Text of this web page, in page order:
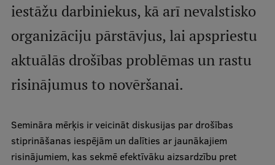
Studentu dzīve
Studiju norises vietas
Fakultātes
Mūsu cilvēki
Vēsture un tradīcijas
iestāžu darbiniekus, kā arī nevalstisko
organizāciju pārstāvjus, lai apspriestu
aktuālās drošības problēmas un rastu
risinājumus to novēršanai.
Semināra mērķis ir veicināt diskusijas par drošības
stiprināšanas iespējām un dalīties ar jaunākajiem
risinājumiem, kas sekmē efektīvāku aizsardzību pret